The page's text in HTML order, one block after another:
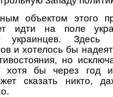
объектом этого
идти на поле
Здесь
и хотелось бы
но
хотя бы через год
сказать никто,